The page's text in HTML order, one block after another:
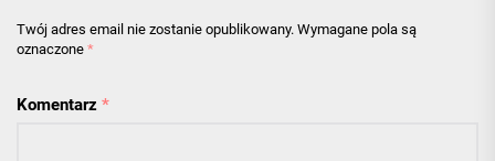
Twój adres email nie zostanie opublikowany. Wymagane pola są
oznaczone *
Komentarz *